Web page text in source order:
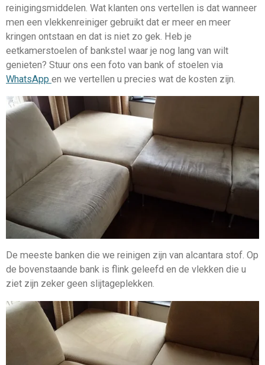
reinigingsmiddelen. Wat klanten ons vertellen is dat wanneer
men een vlekkenreiniger gebruikt dat er meer en meer
kringen ontstaan en dat is niet zo gek. Heb je
eetkamerstoelen of bankstel waar je nog lang van wilt
genieten? Stuur ons een foto van bank of stoelen via
WhatsApp en we vertellen u precies wat de kosten zijn.
De meeste banken die we reinigen zijn van alcantara stof. Op
de bovenstaande bank is flink geleefd en de vlekken die u
ziet zijn zeker geen slijtageplekken.